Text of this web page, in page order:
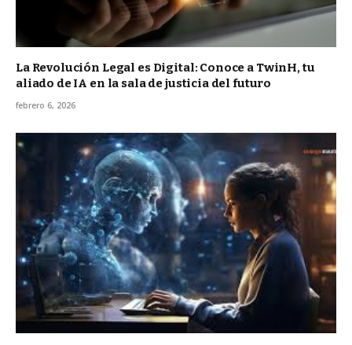
La Revolución Legal es Digital: Conoce a TwinH, tu
aliado de IA en la sala de justicia del futuro
febrero 6, 2026